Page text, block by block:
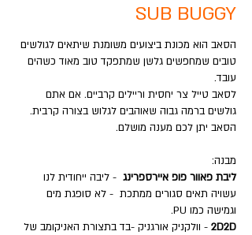
SUB BUGGY
הסאב הוא מכונת ביצועים משומנת שיתאים לגולשים
טובים שמחפשים גלשן שמתפקד טוב מאוד כשהים
עובד.
לסאב טייל צר יחסית וריילים קרביים. אם אתם
גולשים ברמה גבוה שאוהבים לגלוש בצורה קרבית.
הסאב יתן לכם מענה מושלם.
מבנה:
ליבת פאוור פופ איירספרינג - ליבה ייחודית לנו
עשויה תאים סגורים ממתכת - לא סופגת מים
וגמישה כמו PU.
2D2D - וולקניק אורגניק -בד בתצורת האניקומב של